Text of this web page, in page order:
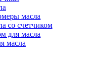
масла
со счетчиком
для масла
масла